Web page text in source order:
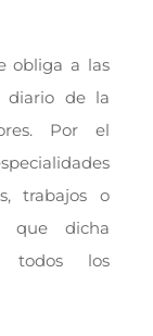
obliga a las
diario de la
Por el
trabajos o
que dicha
todos los